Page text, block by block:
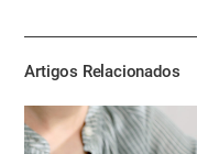
Artigos Relacionados